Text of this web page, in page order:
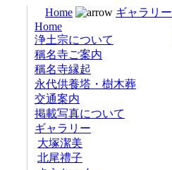
Home ギャラリー
Home
浄土宗について
稱名寺ご案内
稱名寺縁起
永代供養塔・樹木葬
交通案内
掲載写真について
ギャラリー
大塚潔美
北尾禮子